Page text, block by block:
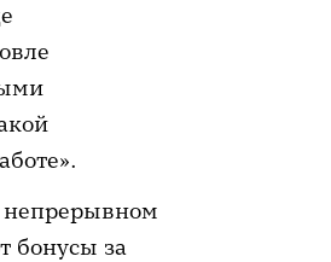
непрерывном
бонусы за